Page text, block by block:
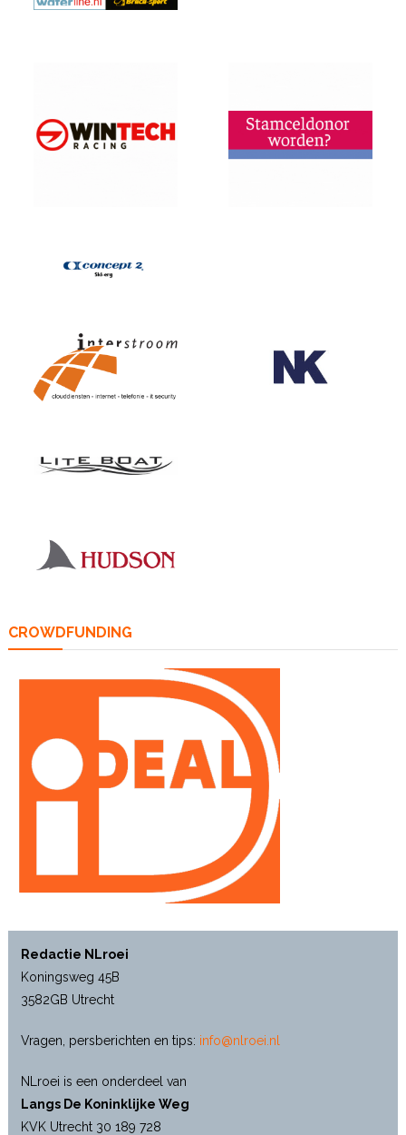
CROWDFUNDING
Redactie NLroei
Koningsweg 45B
3582GB Utrecht
Vragen, persberichten en tips: info@nlroei.nl
NLroei is een onderdeel van
Langs De Koninklijke Weg
KVK Utrecht 30 189 728